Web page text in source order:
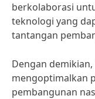
berkolaborasi
teknologi yang
tantangan
Dengan
mengoptimalkan
pembangunan